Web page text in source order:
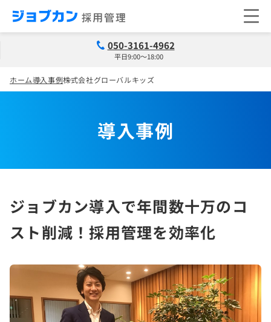
050-3161-4962
平日9:00～18:00
ホーム導入事例株式会社グローバルキッズ
導入事例
ジョブカン導入で年間数十万のコ
スト削減！採用管理を効率化